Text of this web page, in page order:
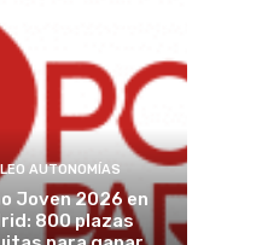
AUTONOMÍAS
Joven 2026 en
800 plazas